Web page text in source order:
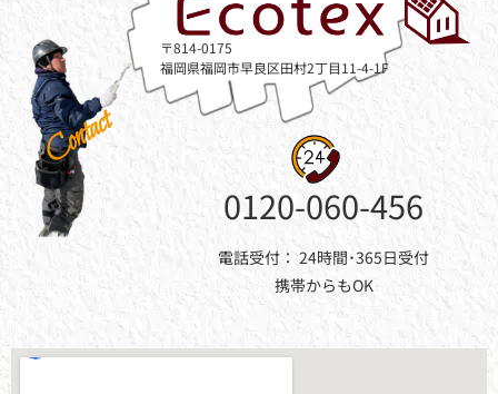
Contact
〒814-0175
福岡県福岡市早良区田村2丁目11-4-1F
0120-060-456
電話受付： 24時間･365日受付
携帯からもOK